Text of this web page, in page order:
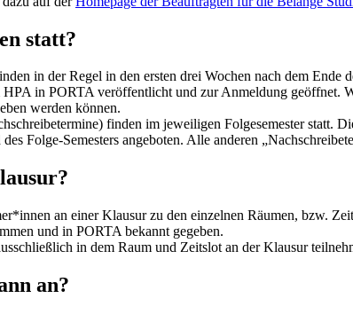
statt?
in der Regel in den ersten drei Wochen nach dem
in PORTA veröffentlicht und zur Anmeldung geöffnet.
werden können.
finden im jeweiligen Folgesemester
Folge-Semesters angeboten. Alle anderen
an einer Klausur zu den einzelnen Räumen, bzw.
und in PORTA bekannt gegeben.
in dem Raum und Zeitslot an der Klausur
an?